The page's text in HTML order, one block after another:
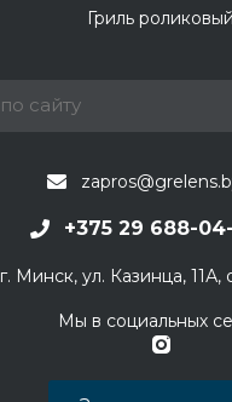
Гриль роликовый
+375 29 688-
г. Минск, ул. Казинца, 11А,
Мы в социальных